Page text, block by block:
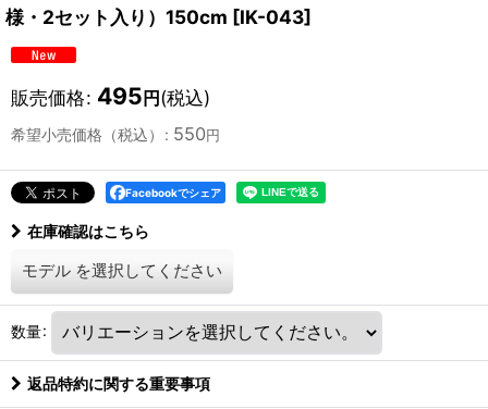
様・2セット入り）150cm [IK-043]
販売価格: 495円(税込)
希望小売価格（税込） : 550円
Facebookでシェア
在庫確認はこちら
モデル を選択してください
数量:
返品特約に関する重要事項